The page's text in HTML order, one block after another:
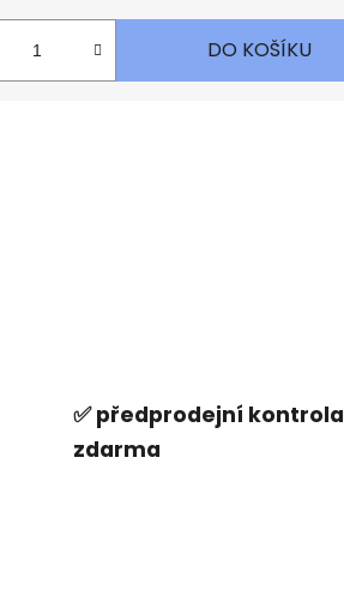
DO KOŠÍKU
✅ předprodejní kontrola
zdarma